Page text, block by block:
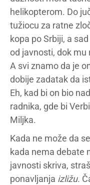
helikopterom. Do
tužiocu za ratne
kopa po Srbiji, a
od javnosti, dok mu
A svi znamo da je
dobije zadatak da
Eh, kad bi on bio
radnika, gde bi
Miljka.
Kada ne može da
kada nema debate
javnosti skriva,
ponavljanja izližu.